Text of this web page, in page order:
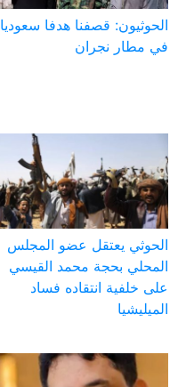
الحوثيون: قصفنا هدفا سعوديا
في مطار نجران
الحوثي يعتقل عضو المجلس
المحلي بحجة محمد القيسي
على خلفية انتقاده فساد
الميليشيا